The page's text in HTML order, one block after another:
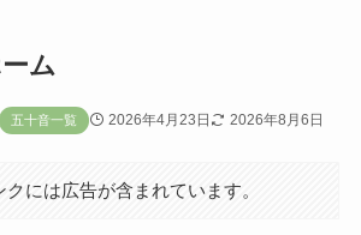
ム
五十音一覧 2026年4月23日 2026年8月6日
には広告が含まれています。